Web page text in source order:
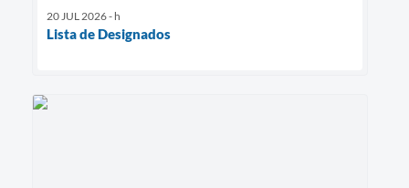
20 JUL 2026 - h
Lista de Designados